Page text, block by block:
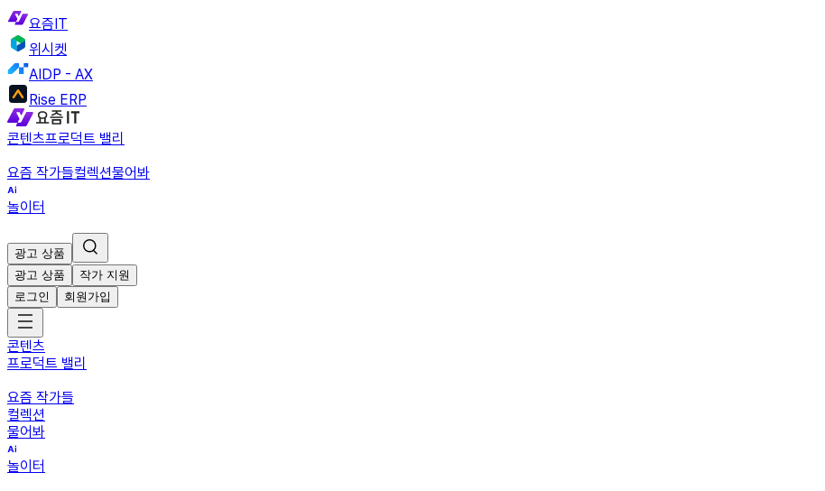
요즘IT
위시켓
AIDP - AX
Rise ERP
콘텐츠프로덕트 밸리
요즘 작가들컬렉션물어봐
놀이터
광고 상품
광고 상품
작가 지원
로그인
회원가입
콘텐츠
프로덕트 밸리
요즘 작가들
컬렉션
물어봐
놀이터